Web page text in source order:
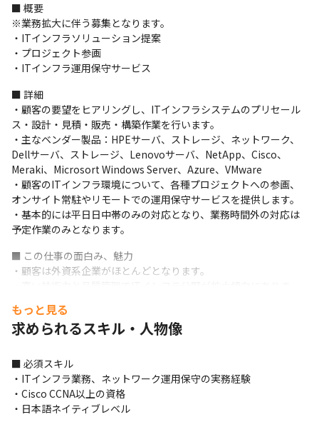
■ 概要
※業務拡大に伴う募集となります。
・ITインフラソリューション提案
・プロジェクト参画
・ITインフラ運用保守サービス
■ 詳細
・顧客の要望をヒアリングし、ITインフラシステムのプリセール
ス・設計・見積・販売・構築作業を行います。
・主なベンダー製品：HPEサーバ、ストレージ、ネットワーク、
Dellサーバ、ストレージ、Lenovoサーバ、NetApp、Cisco、
Meraki、Microsort Windows Server、Azure、VMware
・顧客のITインフラ環境について、各種プロジェクトへの参画、
オンサイト常駐やリモートでの運用保守サービスを提供します。
・基本的には平日日中帯のみの対応となり、業務時間外の対応は
予定作業のみとなります。
■ この仕事の面白み、魅力
・顧客は外資系企業がほとんどとなります。
・Windowsサーバ、ネットワーク、ストレージ、クラウドと、マ
ルチスタックなITインフラ業務が可能です。
現在)、プリセールス・見積もり・設計などの上流工程から業務が
可能です。
・英語学習に力を入れており、バイリンガル手当制度や、年2回の
TOEIC IPテストオンラインを導入しています。
もっと見る
求められるスキル・人物像
■ 必須スキル
・ITインフラ業務、ネットワーク運用保守の実務経験
・Cisco CCNA以上の資格
・日本語ネイティブレベル